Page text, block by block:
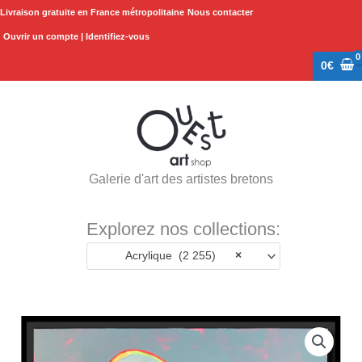
Aller
Livraison gratuite en France métropolitaine Nous contacter
Ouvrir un compte | Identifiez-vous
0€
Galerie d'art des artistes bretons
Explorez nos collections:
×
Acrylique (2 255)
quantité